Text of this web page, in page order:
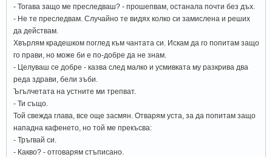
- Тогава защо ме преследваш? - прошепвам, останала почти без дъх.
- Не те преследвам. Случайно те видях колко си замислена и реших
да действам.
Хвърлям крадешком поглед към чантата си. Искам да го попитам защо
го прави, но може би е по-добре да не знам.
- Целуваш се добре - казва след малко и усмивката му разкрива два
реда здрави, бели зъби.
Ъгълчетата на устните ми трепват.
- Ти също.
Той свежда глава, все още засмян. Отварям уста, за да попитам защо
нападна кафенето, но той ме прекъсва:
- Тръгвай си.
- Какво? - отговарям стъписано.